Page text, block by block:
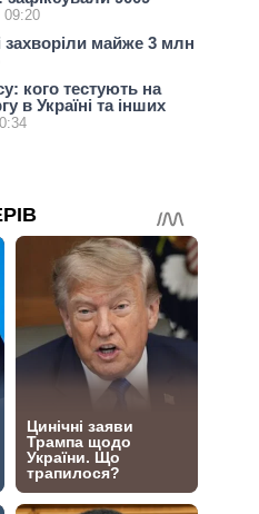
09:20
захворіли майже 3 млн
кого тестують на
в Україні та інших